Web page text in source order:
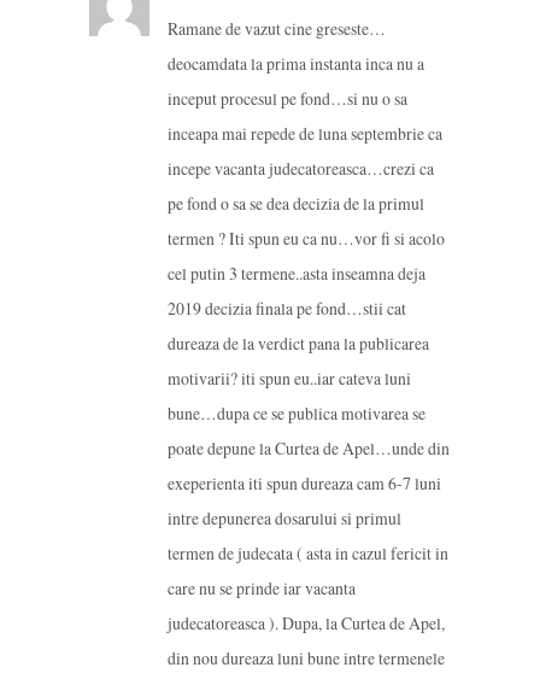
Ramane de vazut cine greseste…
deocamdata la prima instanta inca nu a
inceput procesul pe fond…si nu o sa
inceapa mai repede de luna septembrie ca
incepe vacanta judecatoreasca…crezi ca
pe fond o sa se dea decizia de la primul
termen ? Iti spun eu ca nu…vor fi si acolo
cel putin 3 termene..asta inseamna deja
2019 decizia finala pe fond…stii cat
dureaza de la verdict pana la publicarea
motivarii? iti spun eu..iar cateva luni
bune…dupa ce se publica motivarea se
poate depune la Curtea de Apel…unde din
exeperienta iti spun dureaza cam 6-7 luni
intre depunerea dosarului si primul
termen de judecata ( asta in cazul fericit in
care nu se prinde iar vacanta
judecatoreasca ). Dupa, la Curtea de Apel,
din nou dureaza luni bune intre termenele